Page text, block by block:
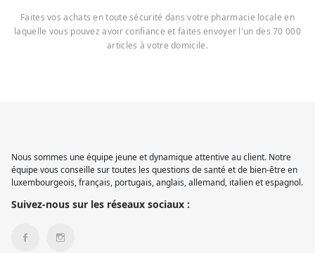
Faites vos achats en toute sécurité dans votre pharmacie locale en
laquelle vous pouvez avoir confiance et faites envoyer l'un des 70 000
articles à votre domicile.
Nous sommes une équipe jeune et dynamique attentive au client. Notre
équipe vous conseille sur toutes les questions de santé et de bien-être en
luxembourgeois, français, portugais, anglais, allemand, italien et espagnol.
Suivez-nous sur les réseaux sociaux :